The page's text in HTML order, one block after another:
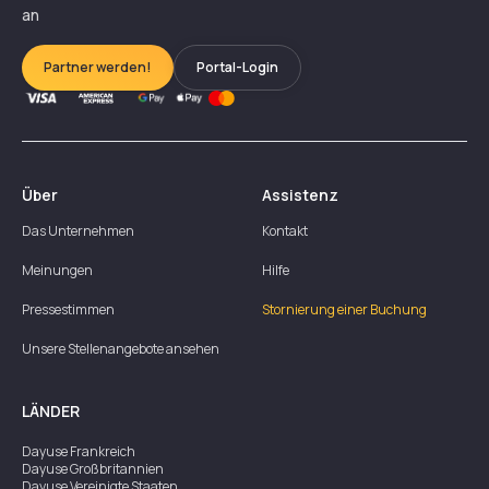
an
Partner werden! Portal-Login
Über
Das Unternehmen
Meinungen
Pressestimmen
Unsere Stellenangebote ansehen
Assistenz
Kontakt
Hilfe
Stornierung einer Buchung
LÄNDER
DayuseFrankreich
DayuseGroßbritannien